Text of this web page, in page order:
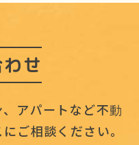
せ
アパートなど不動
ご相談ください。